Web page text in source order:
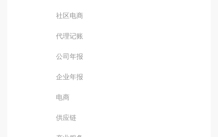
社区电商
代理记账
公司年报
企业年报
电商
供应链